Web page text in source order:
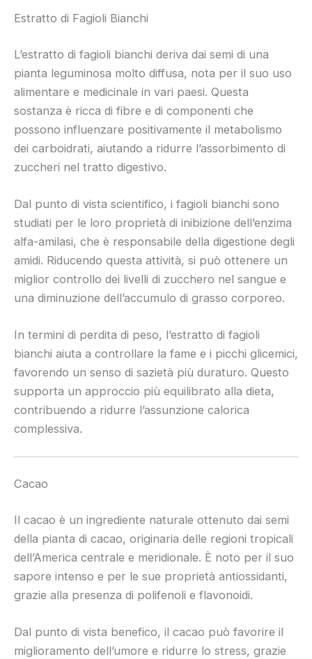
Estratto di Fagioli Bianchi
L’estratto di fagioli bianchi deriva dai semi di una
pianta leguminosa molto diffusa, nota per il suo uso
alimentare e medicinale in vari paesi. Questa
sostanza è ricca di fibre e di componenti che
possono influenzare positivamente il metabolismo
dei carboidrati, aiutando a ridurre l’assorbimento di
zuccheri nel tratto digestivo.
Dal punto di vista scientifico, i fagioli bianchi sono
studiati per le loro proprietà di inibizione dell’enzima
alfa-amilasi, che è responsabile della digestione degli
amidi. Riducendo questa attività, si può ottenere un
miglior controllo dei livelli di zucchero nel sangue e
una diminuzione dell’accumulo di grasso corporeo.
In termini di perdita di peso, l’estratto di fagioli
bianchi aiuta a controllare la fame e i picchi glicemici,
favorendo un senso di sazietà più duraturo. Questo
supporta un approccio più equilibrato alla dieta,
contribuendo a ridurre l’assunzione calorica
complessiva.
Cacao
Il cacao è un ingrediente naturale ottenuto dai semi
della pianta di cacao, originaria delle regioni tropicali
dell’America centrale e meridionale. È noto per il suo
sapore intenso e per le sue proprietà antiossidanti,
grazie alla presenza di polifenoli e flavonoidi.
Dal punto di vista benefico, il cacao può favorire il
miglioramento dell’umore e ridurre lo stress, grazie